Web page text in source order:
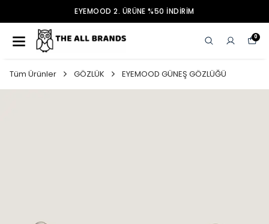
EYEMOOD 2. ÜRÜNE %50 İNDİRİM
0
Tüm Ürünler GÖZLÜK EYEMOOD GÜNEŞ GÖZLÜĞÜ